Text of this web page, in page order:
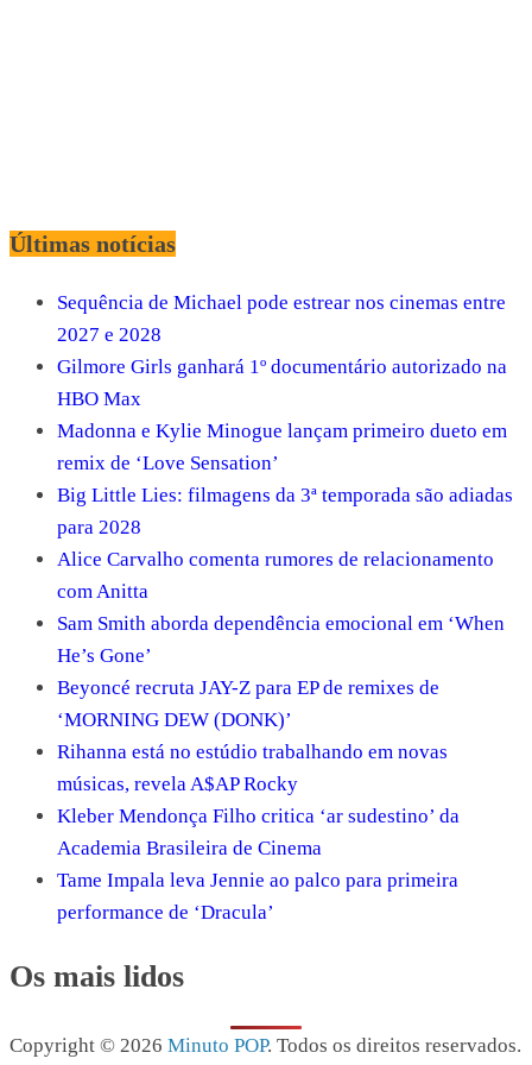
Últimas notícias
Sequência de Michael pode estrear nos cinemas entre
2027 e 2028
Gilmore Girls ganhará 1º documentário autorizado na
HBO Max
Madonna e Kylie Minogue lançam primeiro dueto em
remix de ‘Love Sensation’
Big Little Lies: filmagens da 3ª temporada são adiadas
para 2028
Alice Carvalho comenta rumores de relacionamento
com Anitta
Sam Smith aborda dependência emocional em ‘When
He’s Gone’
Beyoncé recruta JAY-Z para EP de remixes de
‘MORNING DEW (DONK)’
Rihanna está no estúdio trabalhando em novas
músicas, revela A$AP Rocky
Kleber Mendonça Filho critica ‘ar sudestino’ da
Academia Brasileira de Cinema
Tame Impala leva Jennie ao palco para primeira
performance de ‘Dracula’
Os mais lidos
Copyright © 2026 Minuto POP. Todos os direitos reservados.